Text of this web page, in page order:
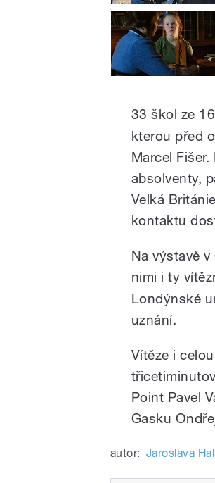
33 škol ze
kterou před
Marcel
absolventy,
Velká
kontaktu
Na výstavě
nimi i ty
Londýnské
uznání.
Vítěze i
Point Pavel
Gasku
autor: Jaroslava